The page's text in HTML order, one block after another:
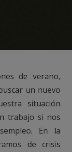
de verano,
un nuevo
situación
trabajo si nos
En la
de crisis